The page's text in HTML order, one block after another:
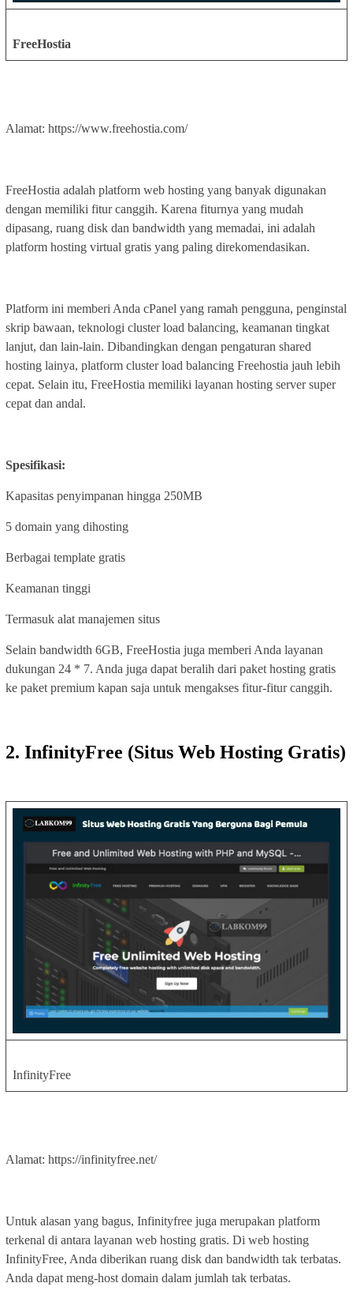
FreeHostia
Alamat: https://www.freehostia.com/
FreeHostia adalah platform web hosting yang banyak digunakan
dengan memiliki fitur canggih. Karena fiturnya yang mudah
dipasang, ruang disk dan bandwidth yang memadai, ini adalah
platform hosting virtual gratis yang paling direkomendasikan.
Platform ini memberi Anda cPanel yang ramah pengguna, penginstal
skrip bawaan, teknologi cluster load balancing, keamanan tingkat
lanjut, dan lain-lain. Dibandingkan dengan pengaturan shared
hosting lainya, platform cluster load balancing Freehostia jauh lebih
cepat. Selain itu, FreeHostia memiliki layanan hosting server super
cepat dan andal.
Spesifikasi:
Kapasitas penyimpanan hingga 250MB
5 domain yang dihosting
Berbagai template gratis
Keamanan tinggi
Termasuk alat manajemen situs
Selain bandwidth 6GB, FreeHostia juga memberi Anda layanan
dukungan 24 * 7. Anda juga dapat beralih dari paket hosting gratis
ke paket premium kapan saja untuk mengakses fitur-fitur canggih.
2. InfinityFree (Situs Web Hosting Gratis)
InfinityFree
Alamat: https://infinityfree.net/
Untuk alasan yang bagus, Infinityfree juga merupakan platform
terkenal di antara layanan web hosting gratis. Di web hosting
InfinityFree, Anda diberikan ruang disk dan bandwidth tak terbatas.
Anda dapat meng-host domain dalam jumlah tak terbatas.